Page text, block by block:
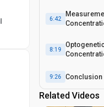
6:42
8:19
9:26 Conclusion
Related Videos